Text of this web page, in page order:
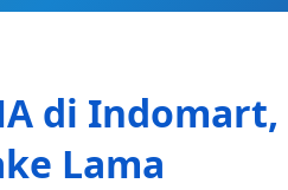
di Indomart,
Lama